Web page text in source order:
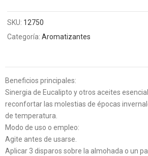
SKU: 12750
Categoría:Aromatizantes
Beneficios principales:
Sinergia de Eucalipto y otros aceites
reconfortar las molestias de épocas
de temperatura.
Modo de uso o empleo:
Agite antes de usarse.
Aplicar 3 disparos sobre la almohada o un